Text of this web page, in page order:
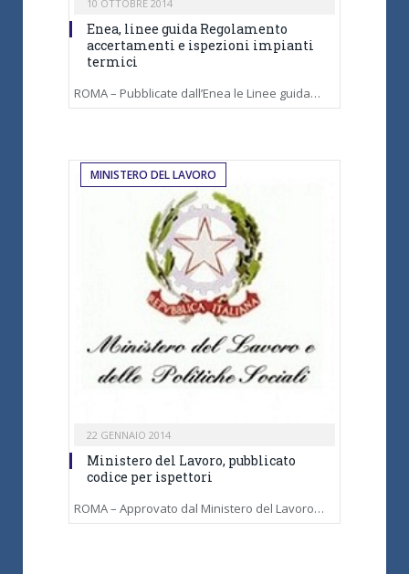
10 OTTOBRE 2014
Enea, linee guida Regolamento
accertamenti e ispezioni impianti
termici
ROMA – Pubblicate dall’Enea le Linee guida…
MINISTERO DEL LAVORO
22 GENNAIO 2014
Ministero del Lavoro, pubblicato
codice per ispettori
ROMA – Approvato dal Ministero del Lavoro…